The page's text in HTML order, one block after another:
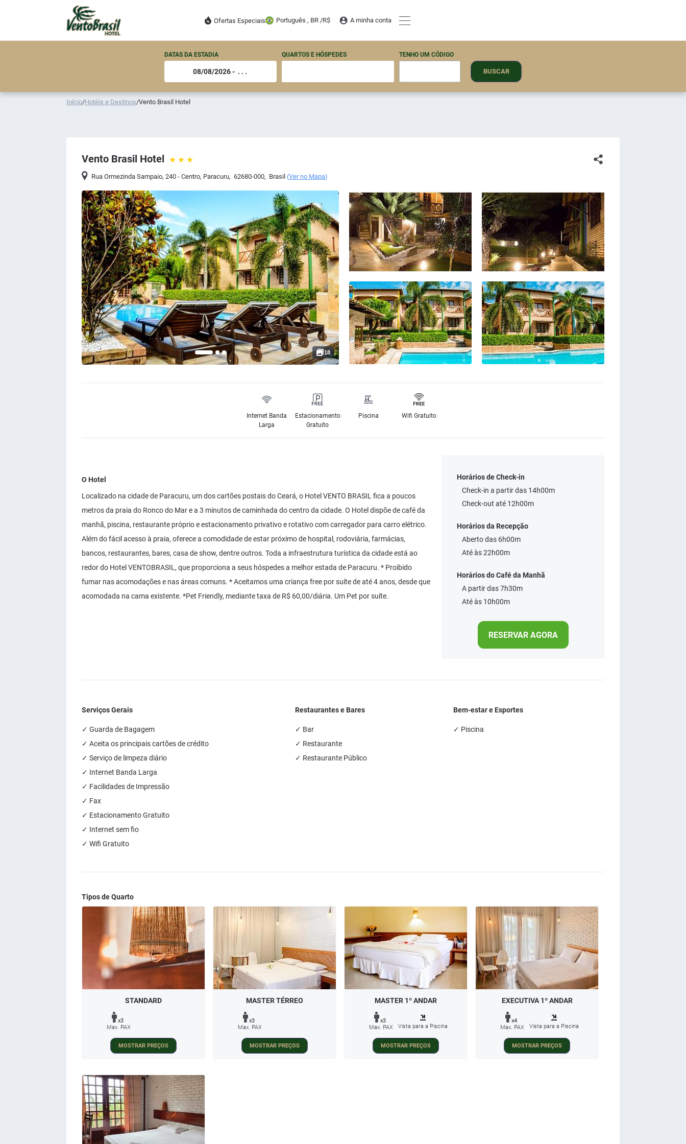
Ofertas Especiais Português , BR /R$ A minha conta
DATAS DA ESTADIA QUARTOS E HÓSPEDES TENHO UM CÓDIGO
BUSCAR
Início/Hotéis e Destinos/Vento Brasil Hotel
Vento Brasil Hotel
Rua Ormezinda Sampaio, 240 - Centro, Paracuru, 62680-000, Brasil (Ver no Mapa)
18
Internet Banda
Larga
Estacionamento
Gratuito
Piscina Wifi Gratuito
O Hotel
Localizado na cidade de Paracuru, um dos cartões postais do Ceará, o Hotel VENTO BRASIL fica a poucos
metros da praia do Ronco do Mar e a 3 minutos de caminhada do centro da cidade. O Hotel dispõe de café da
manhã, piscina, restaurante próprio e estacionamento privativo e rotativo com carregador para carro elétrico.
Além do fácil acesso à praia, oferece a comodidade de estar próximo de hospital, rodoviária, farmácias,
bancos, restaurantes, bares, casa de show, dentre outros. Toda a infraestrutura turística da cidade está ao
redor do Hotel VENTOBRASIL, que proporciona a seus hóspedes a melhor estada de Paracuru. * Proibido
fumar nas acomodações e nas áreas comuns. * Aceitamos uma criança free por suíte de até 4 anos, desde que
acomodada na cama existente. *Pet Friendly, mediante taxa de R$ 60,00/diária. Um Pet por suíte.
Horários de Check-in
Check-in a partir das 14h00m
Check-out até 12h00m
Horários da Recepção
Aberto das 6h00m
Até às 22h00m
Horários do Café da Manhã
A partir das 7h30m
Até às 10h00m
RESERVAR AGORA
Serviços Gerais
✓ Guarda de Bagagem
✓ Aceita os principais cartões de crédito
✓ Serviço de limpeza diário
✓ Internet Banda Larga
✓ Facilidades de Impressão
✓ Fax
✓ Estacionamento Gratuito
✓ Internet sem fio
✓ Wifi Gratuito
Restaurantes e Bares
✓ Bar
✓ Restaurante
✓ Restaurante Público
Bem-estar e Esportes
✓ Piscina
Tipos de Quarto
STANDARD
x3
Max. PAX
MOSTRAR PREÇOS
MASTER TÉRREO
x3
Max. PAX
MOSTRAR PREÇOS
MASTER 1º ANDAR
x3
Max. PAX
Vista para a Piscina
MOSTRAR PREÇOS
EXECUTIVA 1º ANDAR
x4
Max. PAX
Vista para a Piscina
MOSTRAR PREÇOS